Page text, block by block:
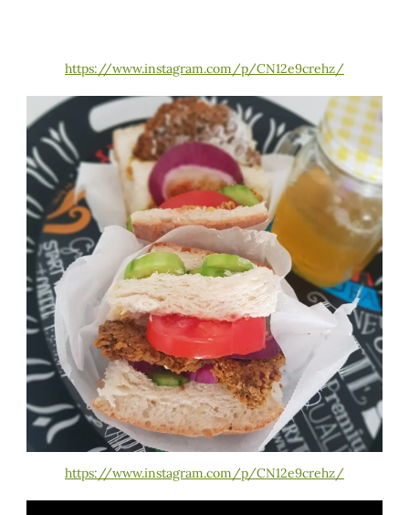
https://www.instagram.com/p/CN12e9crehz/
https://www.instagram.com/p/CN12e9crehz/